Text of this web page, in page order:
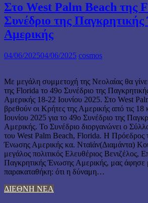
Στο West Palm Beach της
Συνέδριο της
Αμερικής
04/06/202504/06/2025 cosmos
Με μεγάλη συμμετοχή της Νεολαίας θα
της Florida το 49ο Συνέδριο της
Αμερικής 18-22 Ιουνίου 2025. Στο West
βρεθούν οι Κρήτες της Αμερικής από τις 18
Ιουνίου 2025 για το 49ο Συνέδριο της
Αμερικής. Το Συνέδριο διοργανώνει ο
του West Palm Beach, Florida. Η Πρόεδρος
Ένωσης Αμερικής κα. Νταϊάν(Διαμάντα)
μεγάλος πολιτικός Ελευθέριος Βενιζέλος,
Παγκρητικής Ένωσης Αμερικής, μας άφησε
παρακαταθήκη: ότι η δύναμη…
ΔΙΕΘΝΗ ΝΕΑ